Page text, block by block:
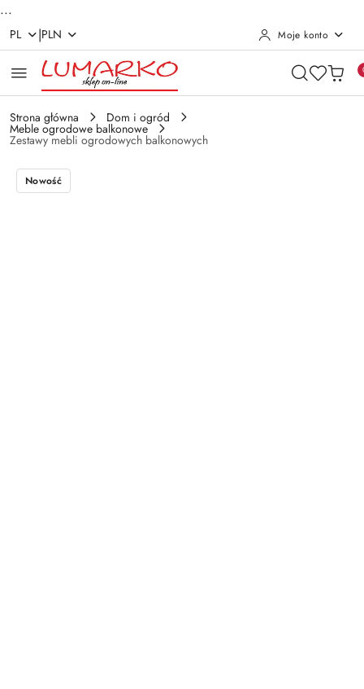
...
Przejdź do treści głównej
Przejdź do wyszukiwarki
Przejdź do moje konto
Przejdź do menu głównego
Przejdź do opisu produktu
Przejdź do stopki
PL |PLN Moje konto
Strona główna Dom i ogród
Meble ogrodowe balkonowe
Zestawy mebli ogrodowych balkonowych
Nowość